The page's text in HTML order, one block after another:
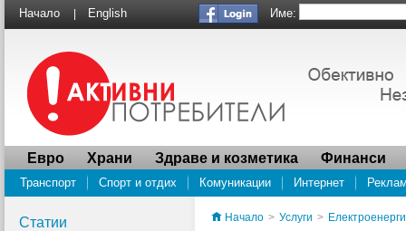
Начало English Име:
Евро Храни Здраве и козметика Финанси
Транспорт Спорт и отдих Комуникации Интернет
ПРОУЧВАНЕ Социалната отговорност на
Статии
Начало > Услуги >